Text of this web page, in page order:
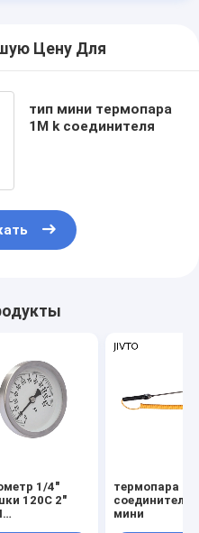
Цену Для
тип мини термопара
1M k соединителя
1/4"
120C 2"
термопара
соединителя
мини